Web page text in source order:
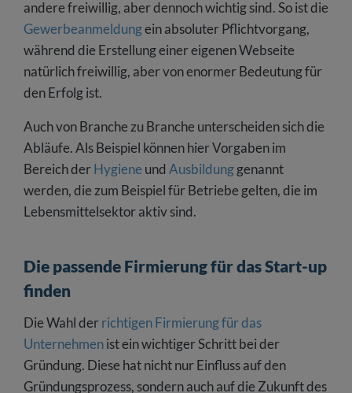
andere freiwillig, aber dennoch wichtig sind. So ist die
Gewerbeanmeldungein absoluter Pflichtvorgang,
während die Erstellung einer eigenen Webseite
natürlich freiwillig, aber von enormer Bedeutung für
den Erfolg ist.
Auch von Branche zu Branche unterscheiden sich die
Abläufe. Als Beispiel können hier Vorgaben im
Bereich derHygiene und Ausbildunggenannt
werden, die zum Beispiel für Betriebe gelten, die im
Lebensmittelsektor aktiv sind.
Die passende Firmierung für das Start-up
finden
Die Wahl derrichtigen Firmierung für das
Unternehmenist ein wichtiger Schritt bei der
Gründung. Diese hat nicht nur Einfluss auf den
Gründungsprozess, sondern auch auf die Zukunft des